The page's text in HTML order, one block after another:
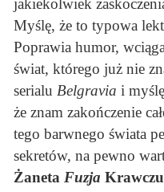
Myślę, że to typowa
Poprawia humor,
świat, którego już nie
serialu Belgravia i
że znam zakończenie
tego barwnego świata
sekretów, na pewno
Żaneta Fuzja